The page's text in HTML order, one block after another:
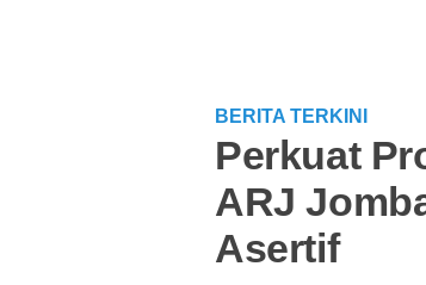
BERITA TERKINI
Perkuat
ARJ
Asertif